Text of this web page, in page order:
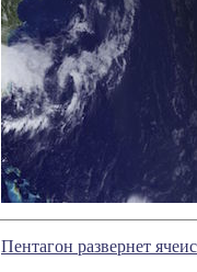
Пентагон развернет